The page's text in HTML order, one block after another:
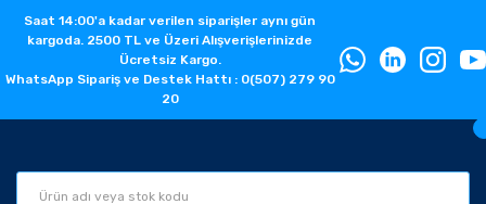
Saat 14:00'a kadar verilen siparişler aynı gün
kargoda. 2500 TL ve Üzeri Alışverişlerinizde
Ücretsiz Kargo.
WhatsApp Sipariş ve Destek Hattı : 0(507) 279 90
20